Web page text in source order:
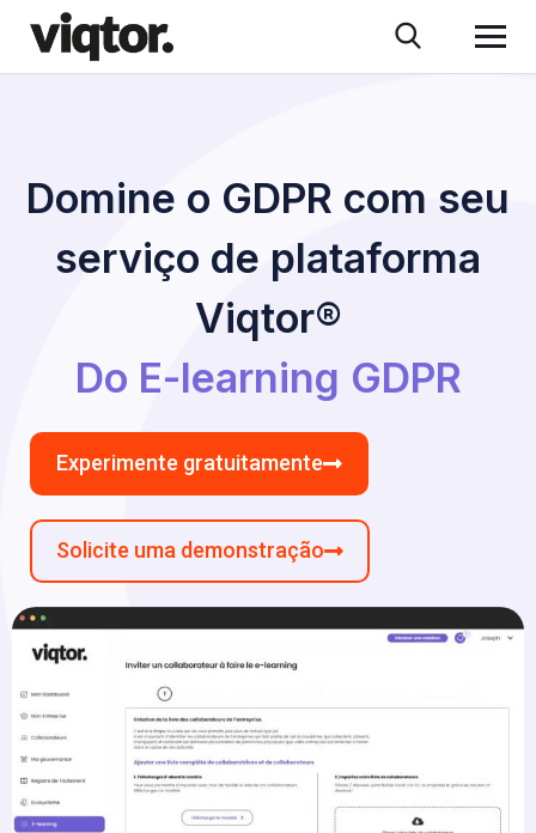
Domine o GDPR com seu
serviço de plataforma
Viqtor®
Do E-learning GDPR
Experimente gratuitamente
Solicite uma demonstração